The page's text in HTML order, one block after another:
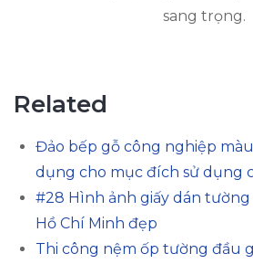
sang trọng.
Related
Đảo bếp gỗ công nghiệp
dụng cho mục đích sử dụng
#28 Hình ảnh giấy dán
Hồ Chí Minh đẹp
Thi công nệm ốp tường đầu